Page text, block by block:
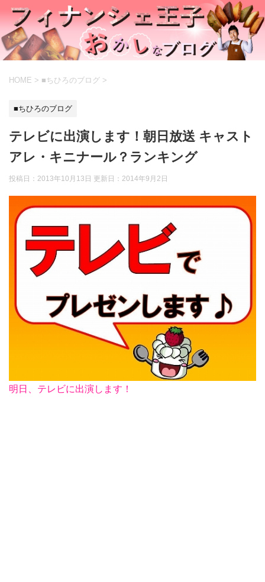
HOME > ■ちひろのブログ >
■ちひろのブログ
テレビに出演します！朝日放送 キャスト
アレ・キニナール？ランキング
投稿日：2013年10月13日 更新日： 2014年9月2日
明日、テレビに出演します！